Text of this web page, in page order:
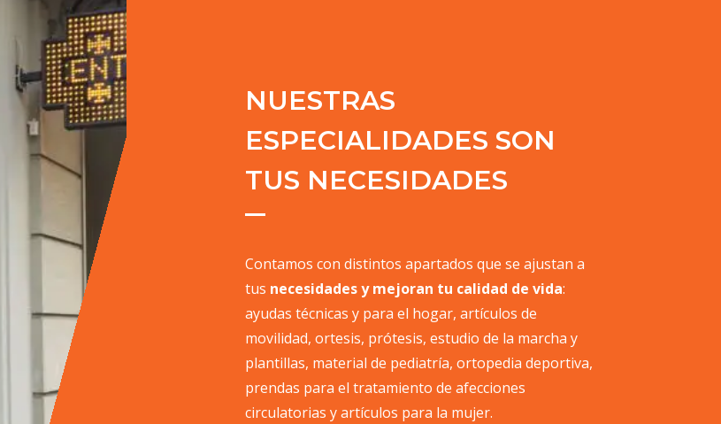
NUESTRAS
ESPECIALIDADES SON
TUS NECESIDADES
Contamos con distintos apartados que se ajustan a
tus necesidades y mejoran tu calidad de vida:
ayudas técnicas y para el hogar, artículos de
movilidad, ortesis, prótesis, estudio de la marcha y
plantillas, material de pediatría, ortopedia deportiva,
prendas para el tratamiento de afecciones
circulatorias y artículos para la mujer.